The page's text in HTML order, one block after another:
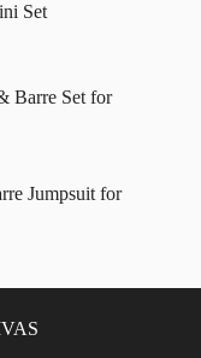
Set
Barre Set for
Jumpsuit for